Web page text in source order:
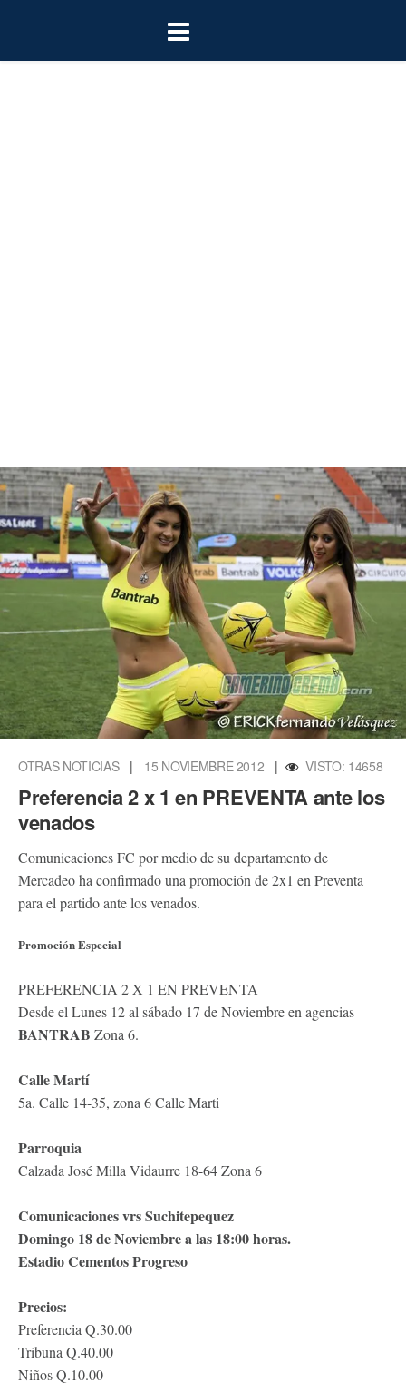
OTRAS NOTICIAS | 15 NOVIEMBRE 2012 | VISTO: 14658
Preferencia 2 x 1 en PREVENTA ante los
venados
Comunicaciones FC por medio de su departamento de
Mercadeo ha confirmado una promoción de 2x1 en Preventa
para el partido ante los venados.
Promoción Especial
PREFERENCIA 2 X 1 EN PREVENTA
Desde el Lunes 12 al sábado 17 de Noviembre en agencias
BANTRAB Zona 6.
Calle Martí
5a. Calle 14-35, zona 6 Calle Marti
Parroquia
Calzada José Milla Vidaurre 18-64 Zona 6
Comunicaciones vrs Suchitepequez
Domingo 18 de Noviembre a las 18:00 horas.
Estadio Cementos Progreso
Precios:
Preferencia Q.30.00
Tribuna Q.40.00
Niños Q.10.00